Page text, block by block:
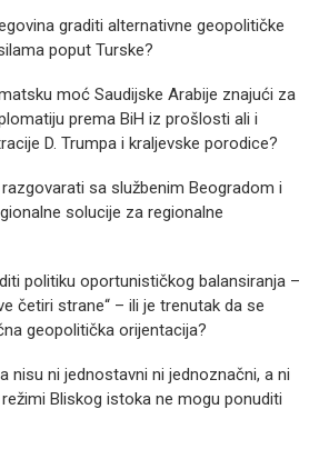
graditi alternativne geopolitičke
poput Turske?
moć Saudijske Arabije znajući za
prema BiH iz prošlosti ali i
D. Trumpa i kraljevske porodice?
sa službenim Beogradom i
solucije za regionalne
politiku oportunističkog balansiranja –
četiri strane“ – ili je trenutak da se
geopolitička orijentacija?
nisu ni jednostavni ni jednoznačni, a ni
Bliskog istoka ne mogu ponuditi